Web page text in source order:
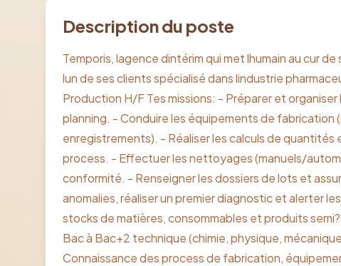
Description du poste
Temporis, lagence dintérim qui met lhumain au cur
lun de ses clients spécialisé dans lindustrie
Production H/F Tes missions: - Préparer et
planning. - Conduire les équipements de fabrication
enregistrements). - Réaliser les calculs de quantités
process. - Effectuer les nettoyages (manuels/
conformité. - Renseigner les dossiers de lots et
anomalies, réaliser un premier diagnostic et alerter
stocks de matières, consommables et produits
Bac à Bac+2 technique (chimie, physique,
Connaissance des process de fabrication,